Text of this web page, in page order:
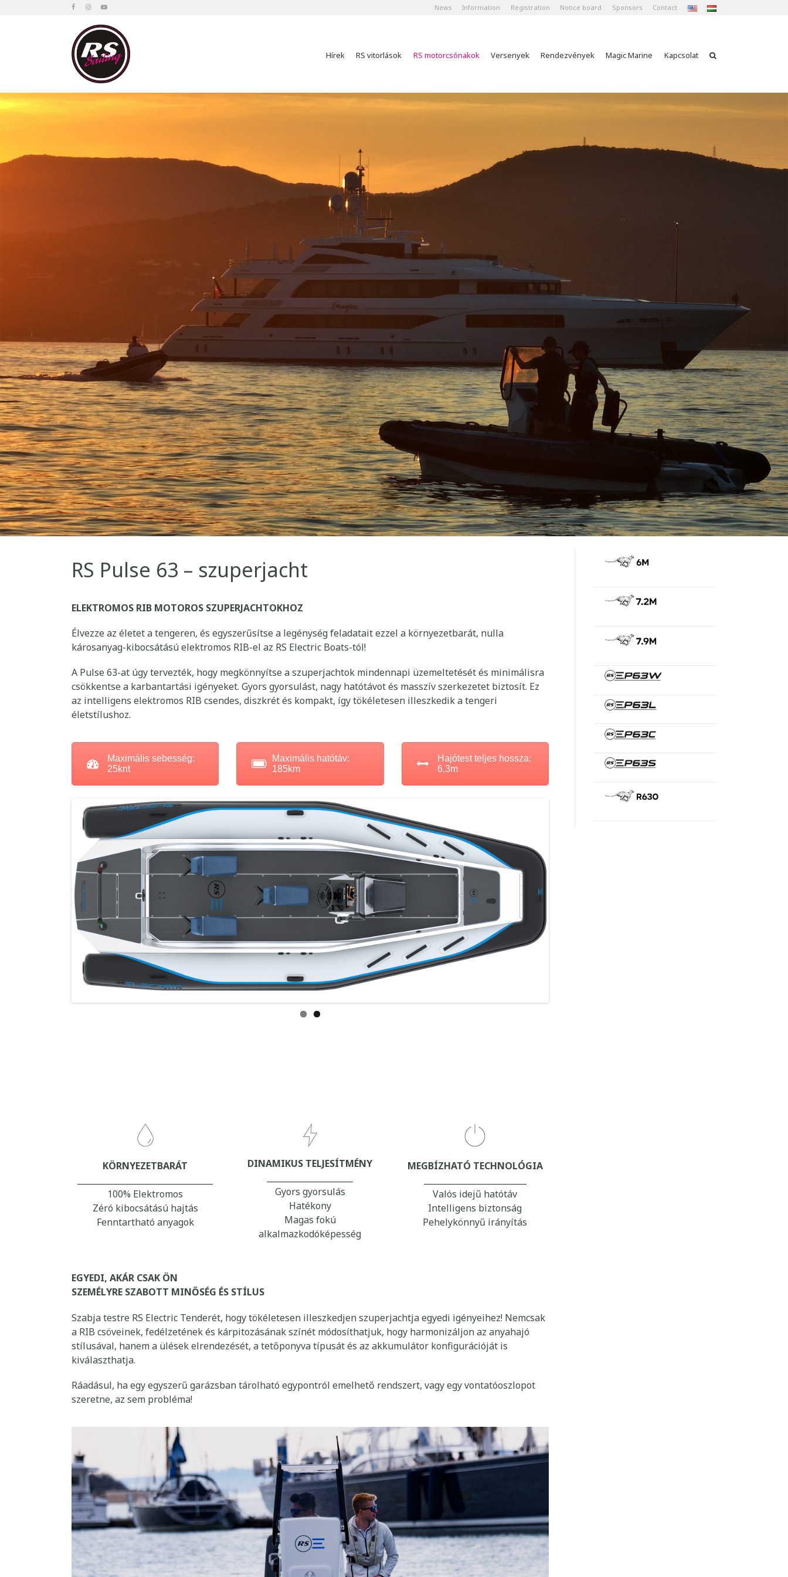
News Information Registration Notice board Sponsors Contact
Hírek RS vitorlások RS motorcsónakok Versenyek Rendezvények Magic Marine Kapcsolat
RS Pulse 63 – szuperjacht
ELEKTROMOS RIB MOTOROS SZUPERJACHTOKHOZ
Élvezze az életet a tengeren, és egyszerűsítse a legénység feladatait ezzel a környezetbarát, nulla
károsanyag-kibocsátású elektromos RIB-el az RS Electric Boats-tól!
A Pulse 63-at úgy tervezték, hogy megkönnyítse a szuperjachtok mindennapi üzemeltetését és minimálisra
csökkentse a karbantartási igényeket. Gyors gyorsulást, nagy hatótávot és masszív szerkezetet biztosít. Ez
az intelligens elektromos RIB csendes, diszkrét és kompakt, így tökéletesen illeszkedik a tengeri
életstílushoz.
Maximális‎ sebesség:‎‎‎‎
25‎knt
Maximális hatótáv:
185km
Hajótest teljes hossza:
6,3m
KÖRNYEZETBARÁT
_________________________________
100% Elektromos
DINAMIKUS TELJESÍTMÉNY
_____________________
Gyors gyorsulás
Hatékony
MEGBÍZHATÓ TECHNOLÓGIA
_________________________
Valós idejű hatótáv
SZEMÉLYRE SZABOTT MINŐSÉG ÉS STÍLUS
Szabja testre RS Electric Tenderét, hogy tökéletesen illeszkedjen szuperjachtja egyedi igényeihez! Nemcsak
a RIB csöveinek, fedélzetének és kárpitozásának színét módosíthatjuk, hogy harmonizáljon az anyahajó
kiválaszthatja.
szeretne, az sem probléma!